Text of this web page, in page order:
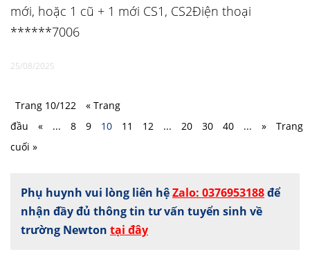
mới, hoặc 1 cũ + 1 mới CS1, CS2Điện thoại
******7006
25/08/2025
Trang 10/122
« Trang
đầu
« ... 8 9 10 11 12 ... 20 30 40 ... »
Trang
cuối »
Phụ huynh vui lòng liên hệZalo: 0376953188để
nhận đầy đủ thông tin tư vấn tuyển sinh về
trường Newton tại đây